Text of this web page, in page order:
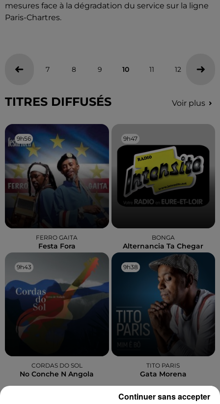
mesures face à la dégradation du service sur la ligne
Paris-Chartres.
7 8 9 10 11 12 13
TITRES DIFFUSÉS Voir plus
9h56
9h56
FERRO GAITA
Festa Fora
9h47
9h47
BONGA
Alternancia Ta Chegar
9h43
9h43
CORDAS DO SOL
No Conche N Angola
9h38
9h38
TITO PARIS
Gata Morena
Continuer sans accepter